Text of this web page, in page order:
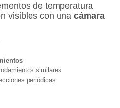
de temperatura
visibles con una cámara
similares
periódicas